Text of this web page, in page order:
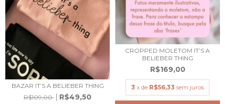
BAZAR IT’S A BELIEBER THING
R$109,00
R$49,50
CROPPED MOLETOM IT’S A
BELIEBER THING
R$169,00
3 x de R$56,33 sem juros